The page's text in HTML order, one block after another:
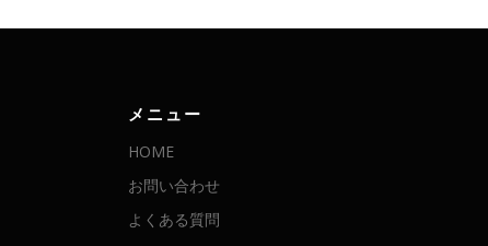
メニュー
HOME
お問い合わせ
よくある質問